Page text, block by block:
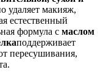
удаляет макияж,
естественный
формула с маслом
поддерживает
пересушивания,